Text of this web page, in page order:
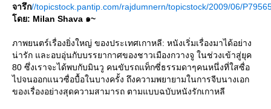
จารึก//topicstock.pantip.com/rajdumnern/topicstock/2009/06/
ดย: Milan Shava ๑~
ภาพยนตร์เรื่องยิ่งใหญ่ ของประเทศเกาหลี: หนังเริ่มเรื่องมาได้อย่าง
น่ารัก และอบอุ่นกับบรรยากาศของชาวเมืองกวางจู ในช่วงเข้าสู่ยุค
80 ซึ่งเราจะได้พบกับมินวู คนขับรถแท็กซี่ธรรมดาๆคนหนึ่งที่ใสซื่อ
ไปจนออกแนวซื่อบื้อในบางครั้ง ถึงความพยายามในการจีบนางเอก
ของเรื่องอย่างสุดความสามารถ ตามแบบฉบับหนังรักเกาหลี